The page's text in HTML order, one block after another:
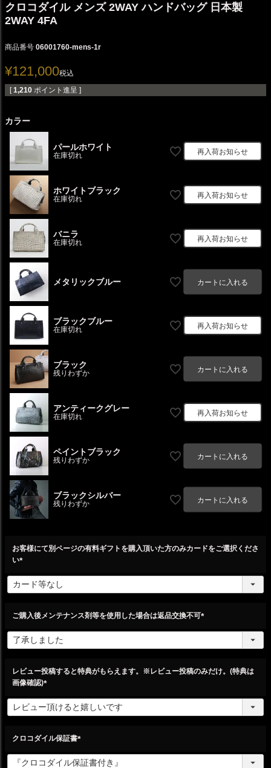
クロコダイル メンズ 2WAY ハンドバッグ 日本製
2WAY 4FA
商品番号 06001760-mens-1r
¥121,000税込
[ 1,210 ポイント進呈 ]
カラー
パールホワイト
在庫切れ 再入荷お知らせ
ホワイトブラック
在庫切れ 再入荷お知らせ
バニラ
在庫切れ 再入荷お知らせ
メタリックブルー カートに入れる
ブラックブルー
在庫切れ 再入荷お知らせ
ブラック
残りわずか カートに入れる
アンティークグレー
在庫切れ 再入荷お知らせ
ペイントブラック
残りわずか カートに入れる
ブラックシルバー
残りわずか カートに入れる
お客様にて別ページの有料ギフトを購入頂いた方のみカードをご選択くださ
い
必
須
ご購入後メンテナンス剤等を使用した場合は返品交換不可
須
レビュー投稿すると特典がもらえます。※レビュー投稿のみだけ。(特典は
画像確認)
必
須
クロコダイル保証書
必